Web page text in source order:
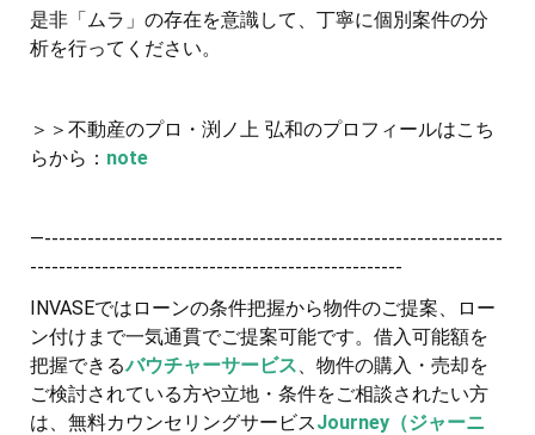
是非「ムラ」の存在を意識して、丁寧に個別案件の分
析を行ってください。
＞＞不動産のプロ・渕ノ上 弘和のプロフィールはこち
らから： note
—----------------------------------------------------------------
----------------------------------------------------
INVASEではローンの条件把握から物件のご提案、ロー
ン付けまで一気通貫でご提案可能です。借入可能額を
把握できるバウチャーサービス 、物件の購入・売却を
ご検討されている方や立地・条件をご相談されたい方
は、無料カウンセリングサービスJourney（ジャーニ